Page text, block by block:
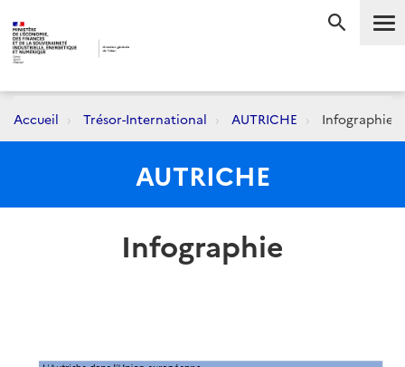
Accueil Trésor-International AUTRICHE Infographie
AUTRICHE
Infographie